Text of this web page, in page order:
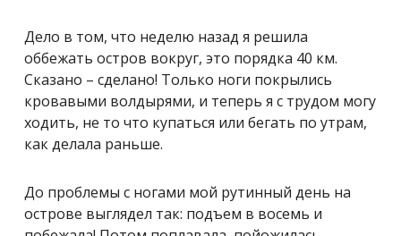
Дело в том, что неделю назад я решила
оббежать остров вокруг, это порядка 40 км.
Сказано – сделано! Только ноги покрылись
кровавыми волдырями, и теперь я с трудом могу
ходить, не то что купаться или бегать по утрам,
как делала раньше.
До проблемы с ногами мой рутинный день на
острове выглядел так: подъем в восемь и